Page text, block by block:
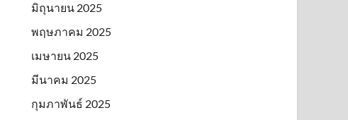
มิถุนายน 2025
พฤษภาคม 2025
เมษายน 2025
มีนาคม 2025
กุมภาพันธ์ 2025